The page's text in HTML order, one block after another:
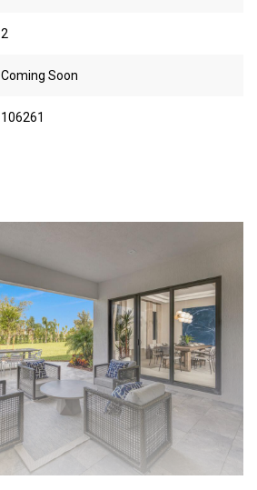
2
Coming Soon
106261